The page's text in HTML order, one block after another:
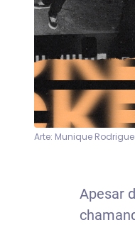
Arte: Munique
Apesar